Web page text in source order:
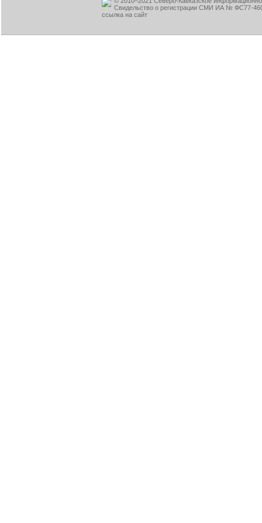
Свидельство о регистрации СМИ ИА № ФС77-
ссылка на сайт